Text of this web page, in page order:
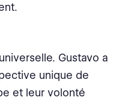
Gustavo a
unique de
et leur volonté